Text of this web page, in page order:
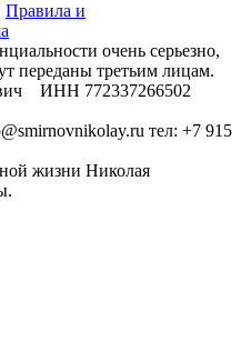
Правила и
очень серьезно,
переданы третьим лицам.
ИНН 772337266502
тел: +7 915
жизни Николая